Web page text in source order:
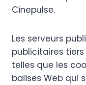
Cinepulse.
Les serveurs
publicitaires
telles que les
balises Web qui